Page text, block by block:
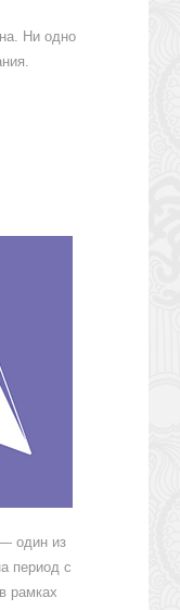
Ни одно
один из
период с
рамках